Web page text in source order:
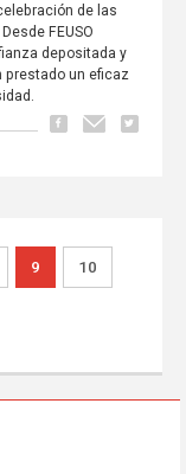
de las
FEUSO
depositada y
un eficaz
9 10